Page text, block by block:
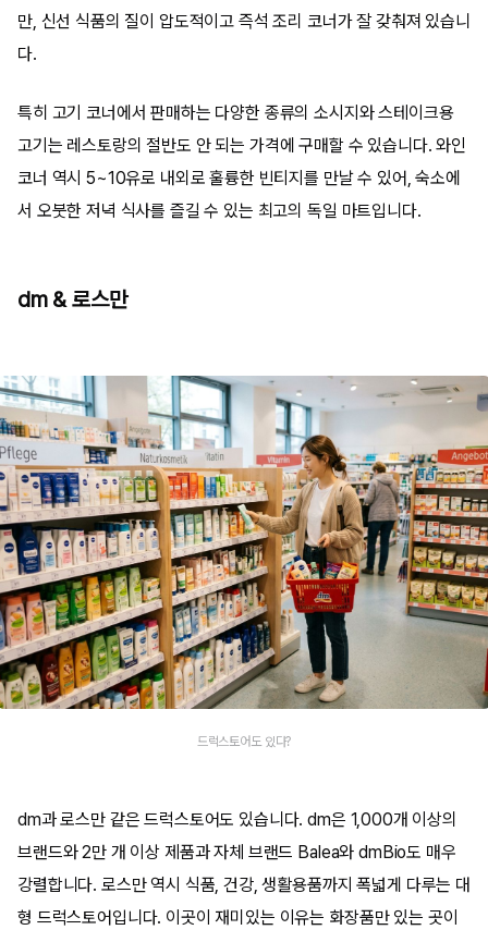
만, 신선 식품의 질이 압도적이고 즉석 조리 코너가 잘 갖춰져 있습니
다.
특히 고기 코너에서 판매하는 다양한 종류의 소시지와 스테이크용
고기는 레스토랑의 절반도 안 되는 가격에 구매할 수 있습니다. 와인
코너 역시 5~10유로 내외로 훌륭한 빈티지를 만날 수 있어, 숙소에
서 오붓한 저녁 식사를 즐길 수 있는 최고의 독일 마트입니다.
dm & 로스만
드럭스토어도 있다?
dm과 로스만 같은 드럭스토어도 있습니다. dm은 1,000개 이상의
브랜드와 2만 개 이상 제품과 자체 브랜드 Balea와 dmBio도 매우
강렬합니다. 로스만 역시 식품, 건강, 생활용품까지 폭넓게 다루는 대
형 드럭스토어입니다. 이곳이 재미있는 이유는 화장품만 있는 곳이